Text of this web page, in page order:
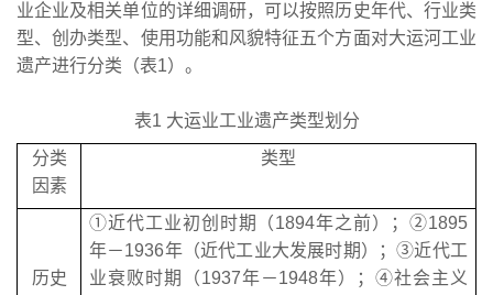
业企业及相关单位的详细调研，可以按照历史年代、行业类
型、创办类型、使用功能和风貌特征五个方面对大运河工业
遗产进行分类（表1）。
表1 大运业工业遗产类型划分
分类
因素
类型
历史
①近代工业初创时期（1894年之前）；②1895
年－1936年（近代工业大发展时期）；③近代工
业衰败时期（1937年－1948年）；④社会主义